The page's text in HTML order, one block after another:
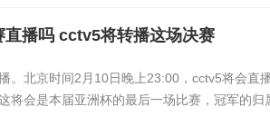
直播吗 cctv5将转播这场决赛
。北京时间2月10日晚上23:00，cctv5将会直
将会是本届亚洲杯的最后一场比赛，冠军的